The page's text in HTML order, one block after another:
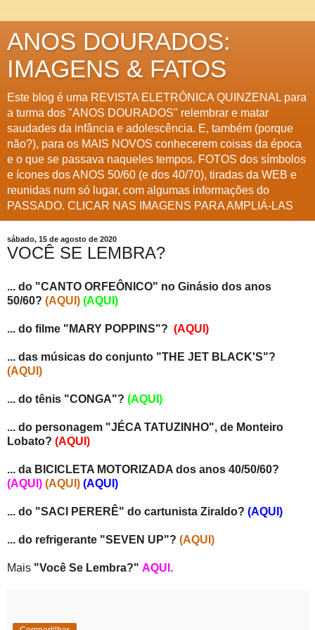
ANOS DOURADOS:
IMAGENS & FATOS
Este blog é uma REVISTA ELETRÔNICA QUINZENAL para
a turma dos "ANOS DOURADOS" relembrar e matar
saudades da infância e adolescência. E, também (porque
não?), para os MAIS NOVOS conhecerem coisas da época
e o que se passava naqueles tempos. FOTOS dos símbolos
e ícones dos ANOS 50/60 (e dos 40/70), tiradas da WEB e
reunidas num só lugar, com algumas informações do
PASSADO. CLICAR NAS IMAGENS PARA AMPLIÁ-LAS
sábado, 15 de agosto de 2020
VOCÊ SE LEMBRA?
... do "CANTO ORFEÔNICO" no Ginásio dos anos
50/60? (AQUI) (AQUI)
... do filme "MARY POPPINS"? (AQUI)
... das músicas do conjunto "THE JET BLACK'S"?
(AQUI)
... do tênis "CONGA"? (AQUI)
... do personagem "JÉCA TATUZINHO", de Monteiro
Lobato? (AQUI)
... da BICICLETA MOTORIZADA dos anos 40/50/60?
(AQUI) (AQUI) (AQUI)
... do "SACI PERERÊ" do cartunista Ziraldo? (AQUI)
... do refrigerante "SEVEN UP"? (AQUI)
Mais "Você Se Lembra?" AQUI .